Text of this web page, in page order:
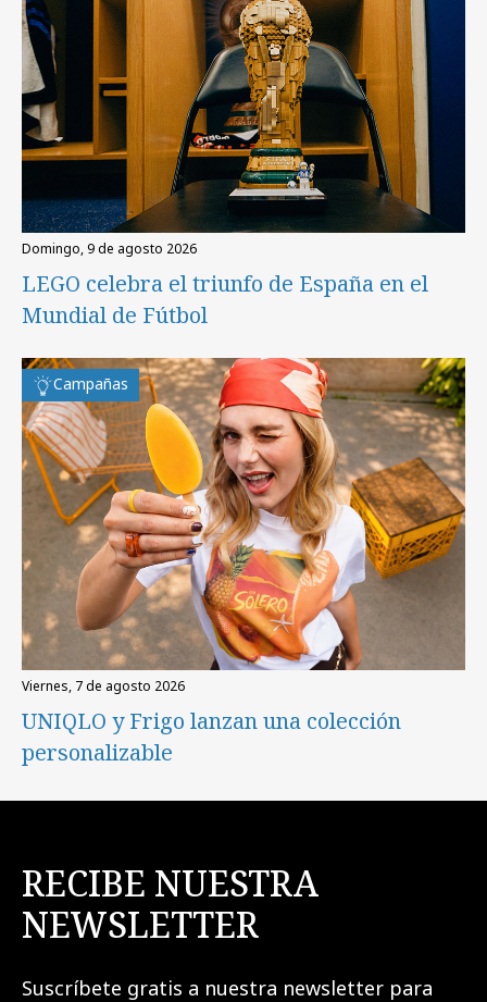
domingo, 9 de agosto 2026
LEGO celebra el triunfo de España en el
Mundial de Fútbol
Campañas
viernes, 7 de agosto 2026
UNIQLO y Frigo lanzan una colección
personalizable
RECIBE NUESTRA
NEWSLETTER
Suscríbete gratis a nuestra newsletter para